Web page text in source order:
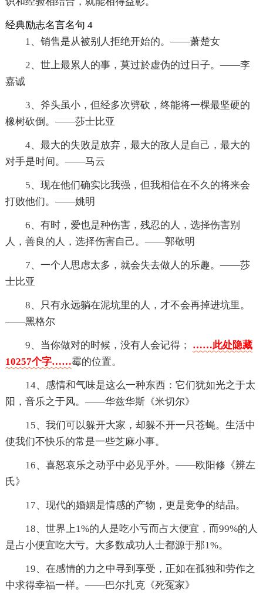
经典励志名言名句 4
1、销售是从被别人拒绝开始的。——萧楚女
2、世上最累人的事，莫过於虚伪的过日子。——李
嘉诚
3、斧头虽小，但经多次劈砍，终能将一棵最坚硬的
橡树砍倒。——莎士比亚
4、最大的失败是放弃，最大的敌人是自己，最大的
对手是时间。——马云
5、现在他们确实比我强，但我相信在不久的将来会
打败他们。——姚明
6、有时，爱也是种伤害，残忍的人，选择伤害别
人，善良的人，选择伤害自己。——郭敬明
7、一个人思虑太多，就会失去做人的乐趣。——莎
士比亚
8、只有永远躺在泥坑里的人，才不会再掉进坑里。
——黑格尔
9、当你做对的时候，没有人会记得； ……此处隐藏
10257个字……霉的位置。
14、感情和气味是这么一种东西：它们犹如光之于太
阳，音乐之于风。——华兹华斯《米切尔》
15、我们可以躲开大家，却躲不开一只苍蝇。生活中
使我们不快乐的常是一些芝麻小事。
16、喜怒哀乐之动乎中必见乎外。——欧阳修《辨左
氏》
17、现代的婚姻是情感的产物，更是竞争的结晶。
18、世界上1%的人是吃小亏而占大便宜，而99%的人
是占小便宜吃大亏。大多数成功人士都源于那1%。
19、在感情的力之中寻到享受，正如在孤独和劳作之
中求得幸福一样。——巴尔扎克《死冤家》